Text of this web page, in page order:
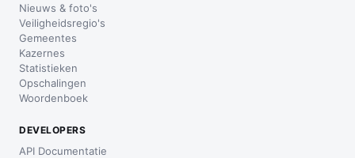
Nieuws & foto's
Veiligheidsregio's
Gemeentes
Kazernes
Statistieken
Opschalingen
Woordenboek
DEVELOPERS
API Documentatie